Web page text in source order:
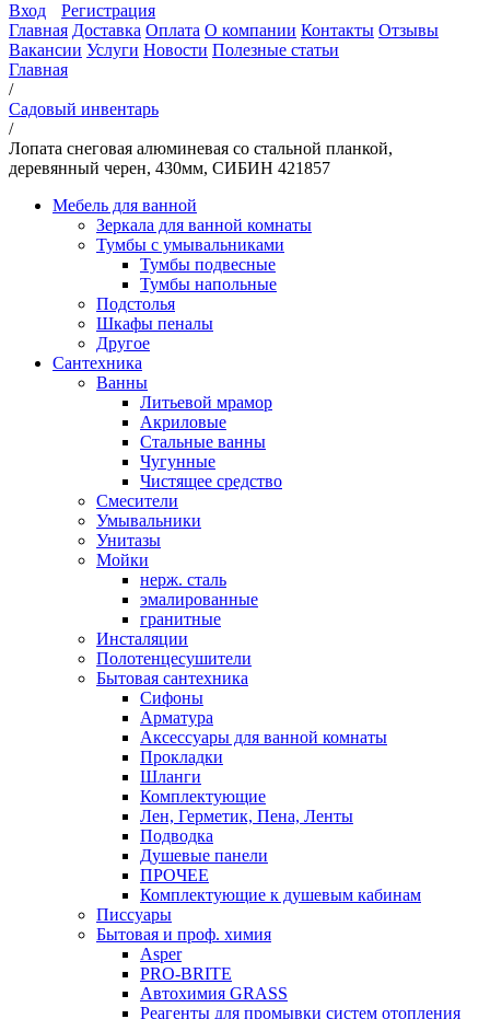
Вход
Регистрация
Главная Доставка Оплата О компании Контакты Отзывы
Вакансии Услуги Новости Полезные статьи
Главная
/
Садовый инвентарь
/
Лопата снеговая алюминевая со стальной планкой,
деревянный черен, 430мм, СИБИН 421857
Мебель для ванной
Зеркала для ванной комнаты
Тумбы с умывальниками
Тумбы подвесные
Тумбы напольные
Подстолья
Шкафы пеналы
Другое
Сантехника
Ванны
Литьевой мрамор
Акриловые
Стальные ванны
Чугунные
Чистящее средство
Смесители
Умывальники
Унитазы
Мойки
нерж. сталь
эмалированные
гранитные
Инсталяции
Полотенцесушители
Бытовая сантехника
Сифоны
Арматура
Аксессуары для ванной комнаты
Прокладки
Шланги
Комплектующие
Лен, Герметик, Пена, Ленты
Подводка
Душевые панели
ПРОЧЕЕ
Комплектующие к душевым кабинам
Писсуары
Бытовая и проф. химия
Asper
PRO-BRITE
Автохимия GRASS
Реагенты для промывки систем отопления